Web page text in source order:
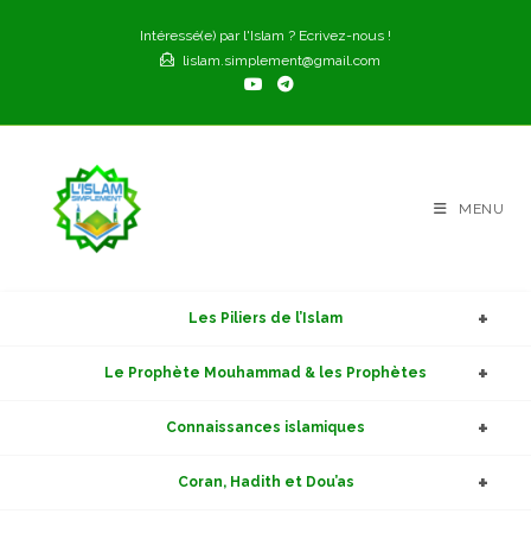
Intéressé(e) par l'Islam ? Ecrivez-nous !
lislam.simplement@gmail.com
MENU
Les Piliers de l’Islam
Le Prophète Mouhammad & les Prophètes
Connaissances islamiques
Coran, Hadith et Dou’as